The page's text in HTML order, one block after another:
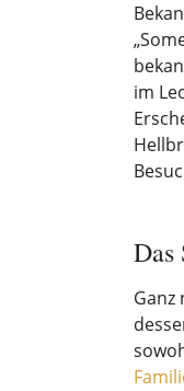
im
Das
Ganz